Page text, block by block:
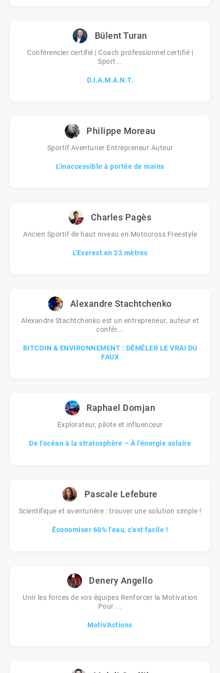
Bülent Turan
Conférencier certifié | Coach professionnel certifié |
Sport...
D.I.A.M.A.N.T.
Philippe Moreau
Sportif Aventurier Entrepreneur Auteur
L'inaccessible à portée de mains
Charles Pagès
Ancien Sportif de haut niveau en Motocross Freestyle
L'Everest en 23 mètres
Alexandre Stachtchenko
Alexandre Stachtchenko est un entrepreneur, auteur et
confér...
BITCOIN & ENVIRONNEMENT : DÉMÊLER LE VRAI DU
FAUX
Raphael Domjan
Explorateur, pilote et influenceur
De l’océan à la stratosphère – À l’énergie solaire
Pascale Lefebure
Scientifique et aventurière : trouver une solution simple !
Économiser 60% l'eau, c'est facile !
Denery Angello
Unir les forces de vos équipes Renforcer la Motivation
Pour ...
Motiv'Actions